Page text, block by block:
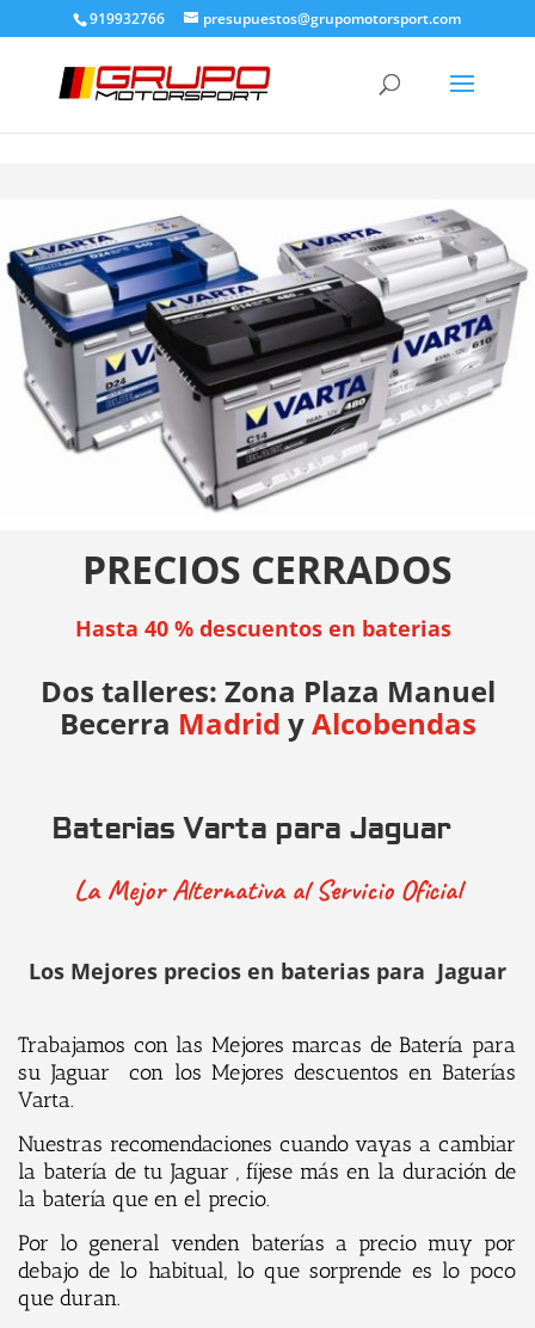
919932766 presupuestos@grupomotorsport.com
PRECIOS CERRADOS
Hasta 40 % descuentos en baterias
Dos talleres: Zona Plaza Manuel
Becerra Madrid yAlcobendas
Baterias Varta para Jaguar
La Mejor Alternativa al Servicio Oficial
Los Mejores precios en baterias para Jaguar
Trabajamos con las Mejores marcas de Batería para
su Jaguar con los Mejores descuentos en Baterías
Varta.
Nuestras recomendaciones cuando vayas a cambiar
la batería de tu Jaguar , fíjese más en la duración de
la batería que en el precio.
Por lo general venden baterías a precio muy por
debajo de lo habitual, lo que sorprende es lo poco
que duran.